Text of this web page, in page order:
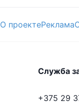
О проектеРеклама
Служба
+375 29